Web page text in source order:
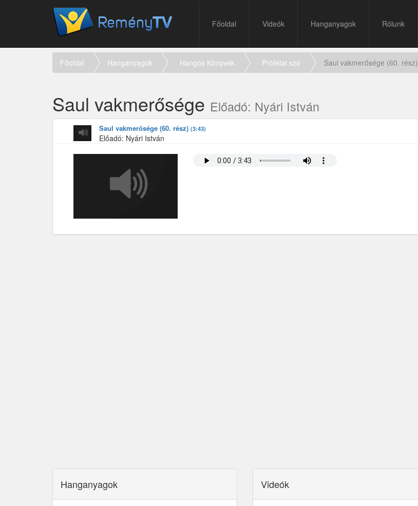
Főoldal Videók Hanganyagok Rólunk
Főoldal Hanganyagok Hangos Könyvek Prófétai szó Saul vakmerősége (60. rész)
Saul vakmerősége Előadó: Nyári István
Saul vakmerősége (60. rész) (3:43)
Előadó: Nyári István
Hanganyagok Videók